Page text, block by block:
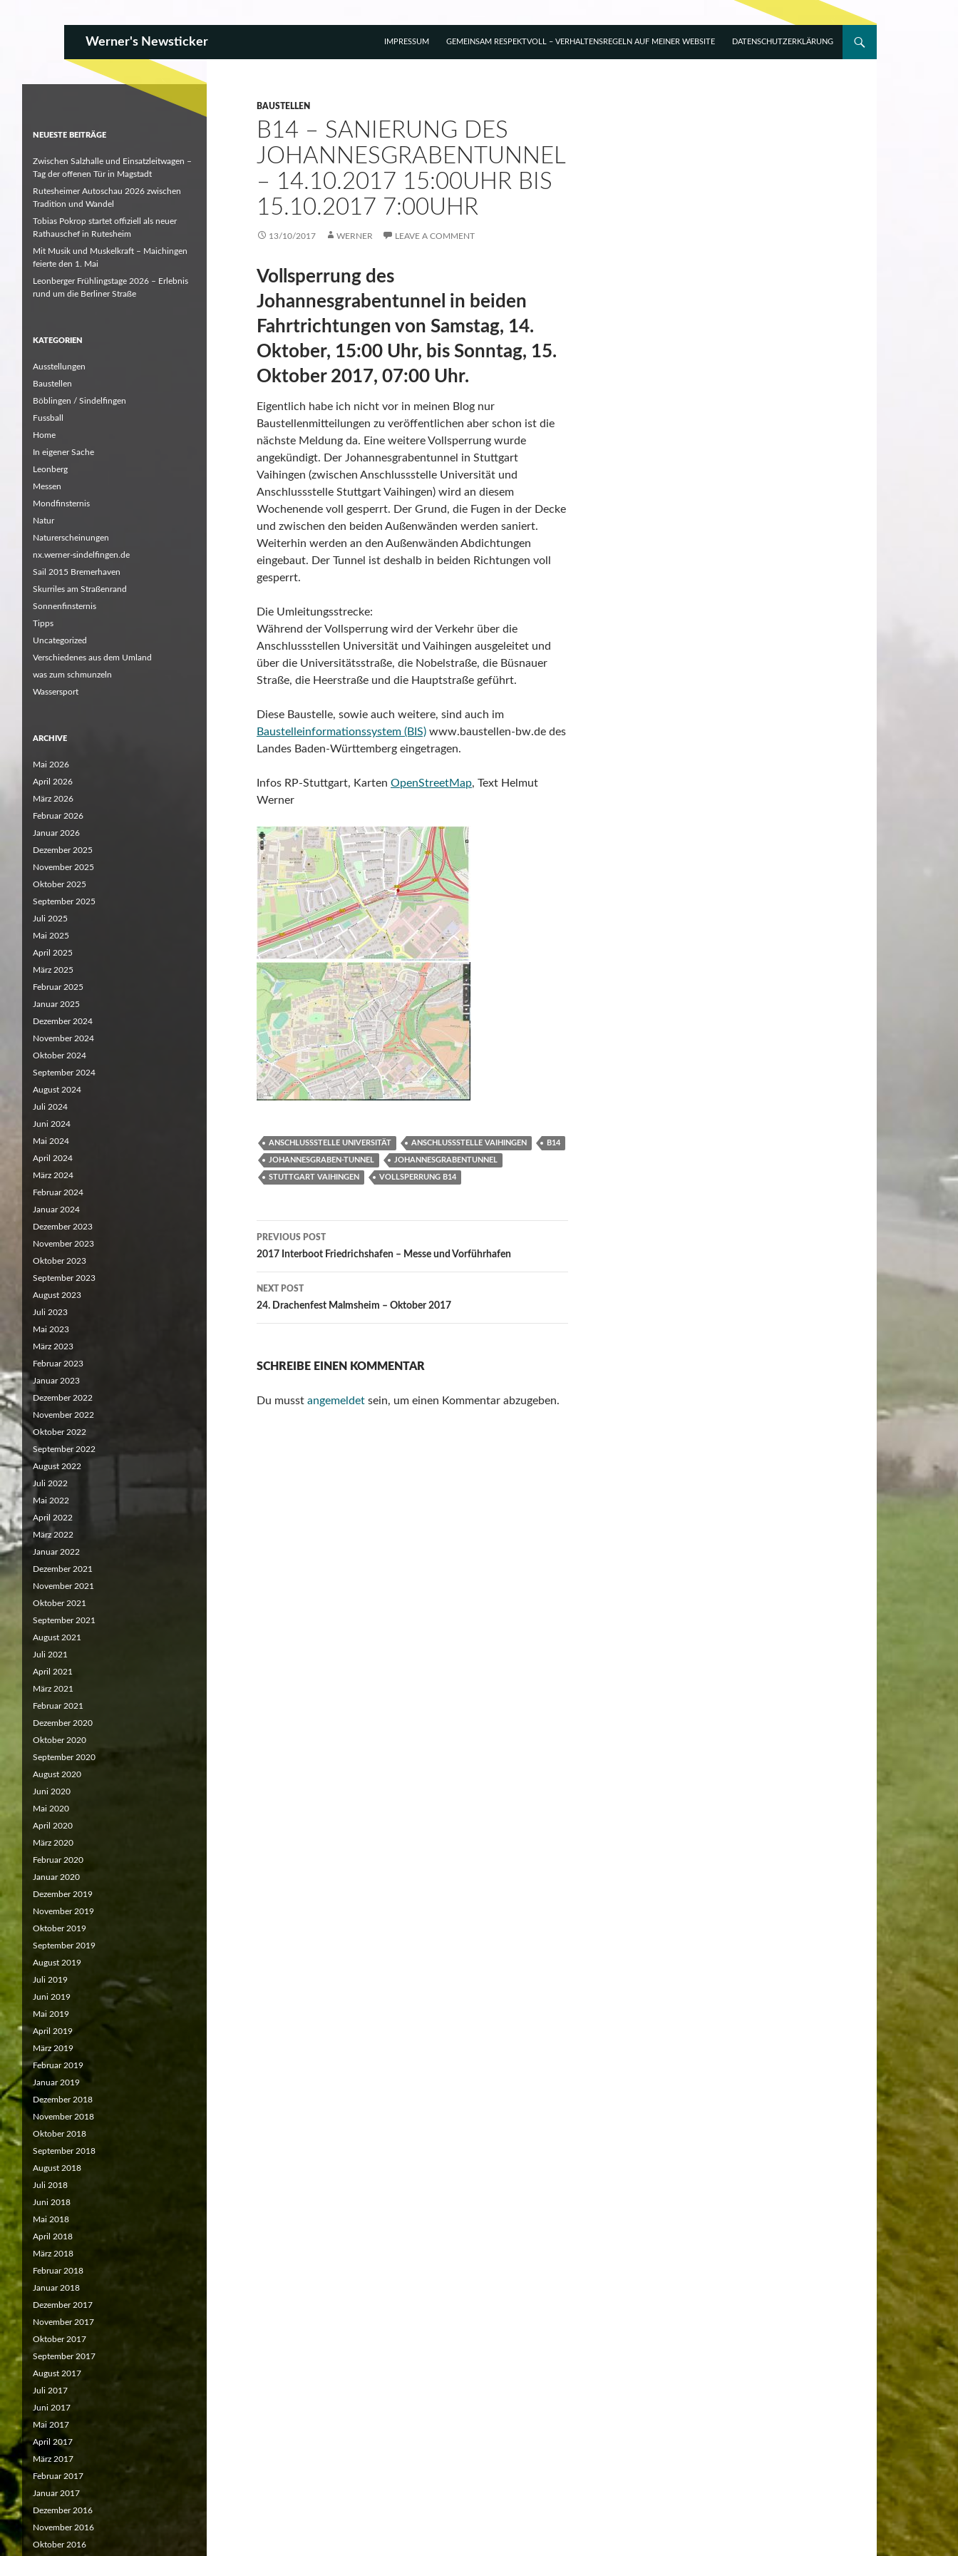
Werner's Newsticker
DATENSCHUTZERKLÄRUNG
GEMEINSAM RESPEKTVOLL – VERHALTENSREGELN AUF MEINER WEBSITE
IMPRESSUM
BAUSTELLEN
B14 – SANIERUNG DES
JOHANNESGRABENTUNNEL
– 14.10.2017 15:00UHR BIS
15.10.2017 7:00UHR
13/10/2017 WERNER LEAVE A COMMENT
Vollsperrung des
Johannesgrabentunnel in beiden
Fahrtrichtungen von Samstag, 14.
Oktober, 15:00 Uhr, bis Sonntag, 15.
Oktober 2017, 07:00 Uhr.
Eigentlich habe ich nicht vor in meinen Blog nur
Baustellenmitteilungen zu veröffentlichen aber schon ist die
nächste Meldung da. Eine weitere Vollsperrung wurde
angekündigt. Der Johannesgrabentunnel in Stuttgart
Vaihingen (zwischen Anschlussstelle Universität und
Anschlussstelle Stuttgart Vaihingen) wird an diesem
Wochenende voll gesperrt. Der Grund, die Fugen in der Decke
und zwischen den beiden Außenwänden werden saniert.
Weiterhin werden an den Außenwänden Abdichtungen
eingebaut. Der Tunnel ist deshalb in beiden Richtungen voll
gesperrt.
Die Umleitungsstrecke:
Während der Vollsperrung wird der Verkehr über die
Anschlussstellen Universität und Vaihingen ausgeleitet und
über die Universitätsstraße, die Nobelstraße, die Büsnauer
Straße, die Heerstraße und die Hauptstraße geführt.
Diese Baustelle, sowie auch weitere, sind auch im
Baustelleinformationssystem (BIS) www.baustellen-bw.de des
Landes Baden-Württemberg eingetragen.
Infos RP-Stuttgart, Karten OpenStreetMap, Text Helmut
Werner
ANSCHLUSSSTELLE UNIVERSITÄT ANSCHLUSSSTELLE VAIHINGEN B14
JOHANNESGRABEN-TUNNEL JOHANNESGRABENTUNNEL
STUTTGART VAIHINGEN VOLLSPERRUNG B14
Post
navigation
PREVIOUS POST
2017 Interboot Friedrichshafen – Messe und Vorführhafen
NEXT POST
24. Drachenfest Malmsheim – Oktober 2017
SCHREIBE EINEN KOMMENTAR
Du musst angemeldet sein, um einen Kommentar abzugeben.
NEUESTE BEITRÄGE
Zwischen Salzhalle und Einsatzleitwagen –
Tag der offenen Tür in Magstadt
Rutesheimer Autoschau 2026 zwischen
Tradition und Wandel
Tobias Pokrop startet offiziell als neuer
Rathauschef in Rutesheim
Mit Musik und Muskelkraft – Maichingen
feierte den 1. Mai
Leonberger Frühlingstage 2026 – Erlebnis
rund um die Berliner Straße
KATEGORIEN
Ausstellungen
Baustellen
Böblingen / Sindelfingen
Fussball
Home
In eigener Sache
Leonberg
Messen
Mondfinsternis
Natur
Naturerscheinungen
nx.werner-sindelfingen.de
Sail 2015 Bremerhaven
Skurriles am Straßenrand
Sonnenfinsternis
Tipps
Uncategorized
Verschiedenes aus dem Umland
was zum schmunzeln
Wassersport
ARCHIVE
Mai 2026
April 2026
März 2026
Februar 2026
Januar 2026
Dezember 2025
November 2025
Oktober 2025
September 2025
Juli 2025
Mai 2025
April 2025
März 2025
Februar 2025
Januar 2025
Dezember 2024
November 2024
Oktober 2024
September 2024
August 2024
Juli 2024
Juni 2024
Mai 2024
April 2024
März 2024
Februar 2024
Januar 2024
Dezember 2023
November 2023
Oktober 2023
September 2023
August 2023
Juli 2023
Mai 2023
März 2023
Februar 2023
Januar 2023
Dezember 2022
November 2022
Oktober 2022
September 2022
August 2022
Juli 2022
Mai 2022
April 2022
März 2022
Januar 2022
Dezember 2021
November 2021
Oktober 2021
September 2021
August 2021
Juli 2021
April 2021
März 2021
Februar 2021
Dezember 2020
Oktober 2020
September 2020
August 2020
Juni 2020
Mai 2020
April 2020
März 2020
Februar 2020
Januar 2020
Dezember 2019
November 2019
Oktober 2019
September 2019
August 2019
Juli 2019
Juni 2019
Mai 2019
April 2019
März 2019
Februar 2019
Januar 2019
Dezember 2018
November 2018
Oktober 2018
September 2018
August 2018
Juli 2018
Juni 2018
Mai 2018
April 2018
März 2018
Februar 2018
Januar 2018
Dezember 2017
November 2017
Oktober 2017
September 2017
August 2017
Juli 2017
Juni 2017
Mai 2017
April 2017
März 2017
Februar 2017
Januar 2017
Dezember 2016
November 2016
Oktober 2016